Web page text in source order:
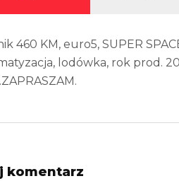
460 KM, euro5, SUPER
lodówka, rok prod.
komentarz